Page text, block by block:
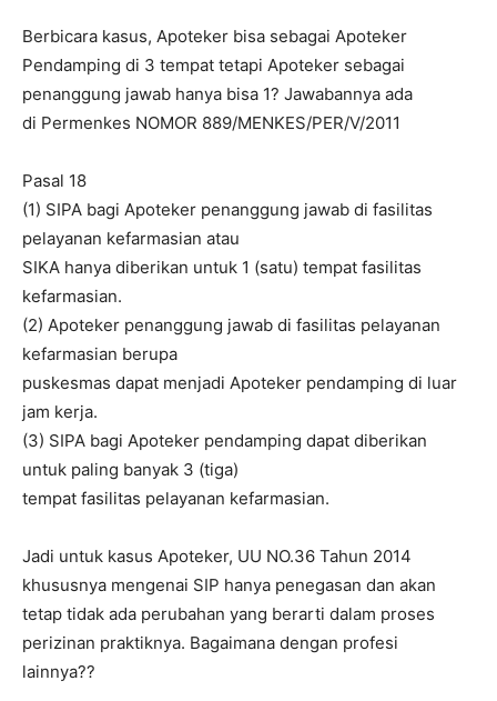
Berbicara kasus, Apoteker bisa sebagai Apoteker
Pendamping di 3 tempat tetapi Apoteker sebagai
penanggung jawab hanya bisa 1? Jawabannya ada
di Permenkes NOMOR 889/MENKES/PER/V/2011
Pasal 18
(1) SIPA bagi Apoteker penanggung jawab di fasilitas
pelayanan kefarmasian atau
SIKA hanya diberikan untuk 1 (satu) tempat fasilitas
kefarmasian.
(2) Apoteker penanggung jawab di fasilitas pelayanan
kefarmasian berupa
puskesmas dapat menjadi Apoteker pendamping di luar
jam kerja.
(3) SIPA bagi Apoteker pendamping dapat diberikan
untuk paling banyak 3 (tiga)
tempat fasilitas pelayanan kefarmasian.
Jadi untuk kasus Apoteker, UU NO.36 Tahun 2014
khususnya mengenai SIP hanya penegasan dan akan
tetap tidak ada perubahan yang berarti dalam proses
perizinan praktiknya. Bagaimana dengan profesi
lainnya??